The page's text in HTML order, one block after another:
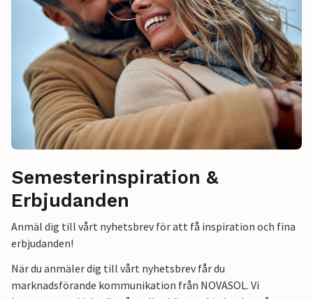
Semesterinspiration &
Erbjudanden
Anmäl dig till vårt nyhetsbrev för att få inspiration och fina
erbjudanden!
När du anmäler dig till vårt nyhetsbrev får du
marknadsförande kommunikation från NOVASOL. Vi